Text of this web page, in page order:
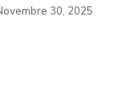
30, 2025